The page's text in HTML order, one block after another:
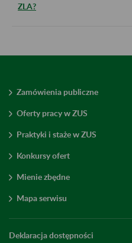
ZLA?
Zamówienia publiczne
Oferty pracy w ZUS
Praktyki i staże w ZUS
Konkursy ofert
Mienie zbędne
Mapa serwisu
Deklaracja dostępności